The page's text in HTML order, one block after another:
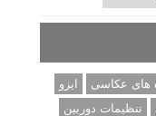
های عکاسی
ایزو
تنظیمات دوربین